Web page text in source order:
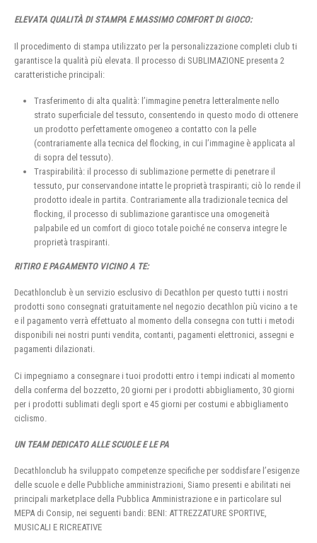
ELEVATA QUALITÀ DI STAMPA E MASSIMO COMFORT DI GIOCO:
Il procedimento di stampa utilizzato per la personalizzazione completi club ti
garantisce la qualità più elevata. Il processo di SUBLIMAZIONE presenta 2
caratteristiche principali:
Trasferimento di alta qualità: l’immagine penetra letteralmente nello
strato superficiale del tessuto, consentendo in questo modo di ottenere
un prodotto perfettamente omogeneo a contatto con la pelle
(contrariamente alla tecnica del flocking, in cui l’immagine è applicata al
di sopra del tessuto).
Traspirabilità: il processo di sublimazione permette di penetrare il
tessuto, pur conservandone intatte le proprietà traspiranti; ciò lo rende il
prodotto ideale in partita. Contrariamente alla tradizionale tecnica del
flocking, il processo di sublimazione garantisce una omogeneità
palpabile ed un comfort di gioco totale poiché ne conserva integre le
proprietà traspiranti.
RITIRO E PAGAMENTO VICINO A TE:
Decathlonclub è un servizio esclusivo di Decathlon per questo tutti i nostri
prodotti sono consegnati gratuitamente nel negozio decathlon più vicino a te
e il pagamento verrà effettuato al momento della consegna con tutti i metodi
disponibili nei nostri punti vendita, contanti, pagamenti elettronici, assegni e
pagamenti dilazionati.
Ci impegniamo a consegnare i tuoi prodotti entro i tempi indicati al momento
della conferma del bozzetto, 20 giorni per i prodotti abbigliamento, 30 giorni
per i prodotti sublimati degli sport e 45 giorni per costumi e abbigliamento
ciclismo.
UN TEAM DEDICATO ALLE SCUOLE E LE PA
Decathlonclub ha sviluppato competenze specifiche per soddisfare l’esigenze
delle scuole e delle Pubbliche amministrazioni, Siamo presenti e abilitati nei
principali marketplace della Pubblica Amministrazione e in particolare sul
MEPA di Consip, nei seguenti bandi: BENI: ATTREZZATURE SPORTIVE,
MUSICALI E RICREATIVE